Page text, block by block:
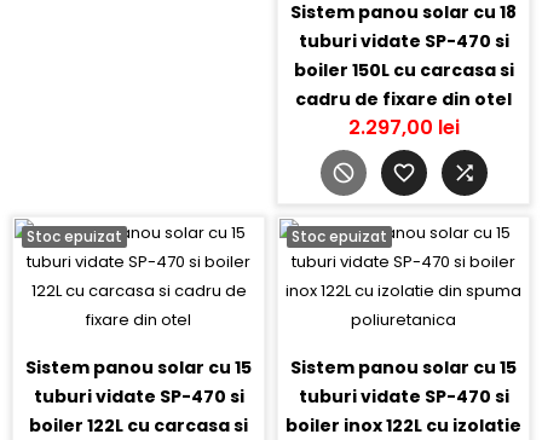
Sistem panou solar cu 18
tuburi vidate SP-470 si
boiler 150L cu carcasa si
cadru de fixare din otel
2.297,00 lei
Stoc epuizat
Sistem panou solar cu 15
tuburi vidate SP-470 si
boiler 122L cu carcasa si
Stoc epuizat
Sistem panou solar cu 15
tuburi vidate SP-470 si
boiler inox 122L cu izolatie